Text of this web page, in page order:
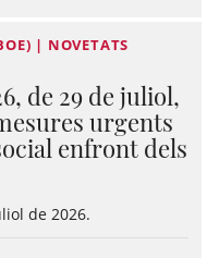
| NOVETATS
de 29 de juliol,
urgents
enfront dels
de 2026.